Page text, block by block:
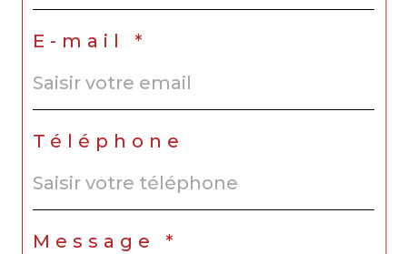
E-mail *
Téléphone
Message *